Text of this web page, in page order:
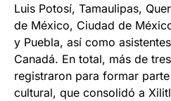
Luis Potosí, Tamaulipas,
de México, Ciudad de
y Puebla, así como
Canadá. En total, más de
registraron para formar
cultural, que consolidó a